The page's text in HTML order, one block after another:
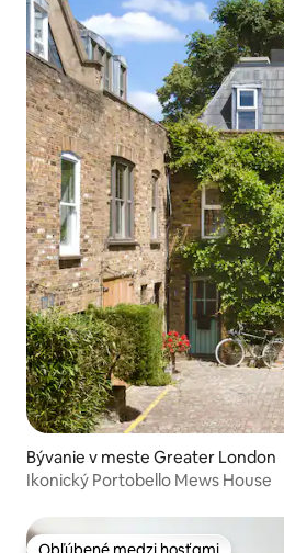
Bývanie v meste Greater London
Ikonický Portobello Mews House